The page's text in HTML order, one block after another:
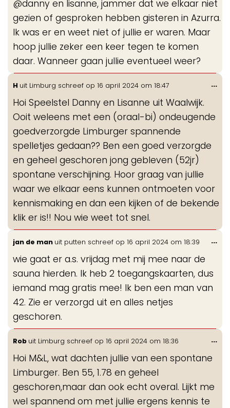
@danny en lisanne, jammer dat we elkaar niet
gezien of gesproken hebben gisteren in Azurra.
Ik was er en weet niet of jullie er waren. Maar
hoop jullie zeker een keer tegen te komen
daar. Wanneer gaan jullie eventueel weer?
H uit Limburg schreef op 16 april 2024 om 18:47
Hoi Speelstel Danny en Lisanne uit Waalwijk.
Ooit weleens met een (oraal-bi) ondeugende
goedverzorgde Limburger spannende
spelletjes gedaan?? Ben een goed verzorgde
en geheel geschoren jong gebleven (52jr)
spontane verschijning. Hoor graag van jullie
waar we elkaar eens kunnen ontmoeten voor
kennismaking en dan een kijken of de bekende
klik er is!! Nou wie weet tot snel.
...
jan de man uit putten schreef op 16 april 2024 om 18:39
wie gaat er a.s. vrijdag met mij mee naar de
sauna hierden. Ik heb 2 toegangskaarten, dus
iemand mag gratis mee! Ik ben een man van
42. Zie er verzorgd uit en alles netjes
geschoren.
...
Rob uit Limburg schreef op 16 april 2024 om 18:36
Hoi M&L, wat dachten jullie van een spontane
Limburger. Ben 55, 1.78 en geheel
geschoren,maar dan ook echt overal. Lijkt me
wel spannend om met jullie ergens kennis te
...